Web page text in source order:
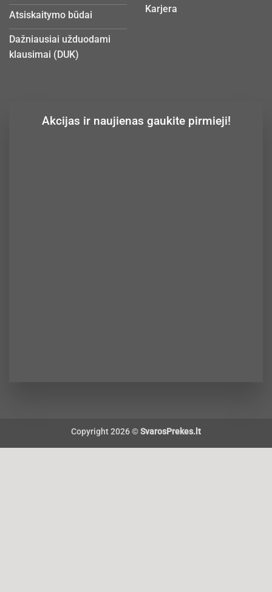
Atsiskaitymo būdai
Dažniausiai užduodami
klausimai (DUK)
Karjera
Akcijas ir naujienas gaukite pirmieji!
Copyright 2026 ©SvarosPrekes.lt